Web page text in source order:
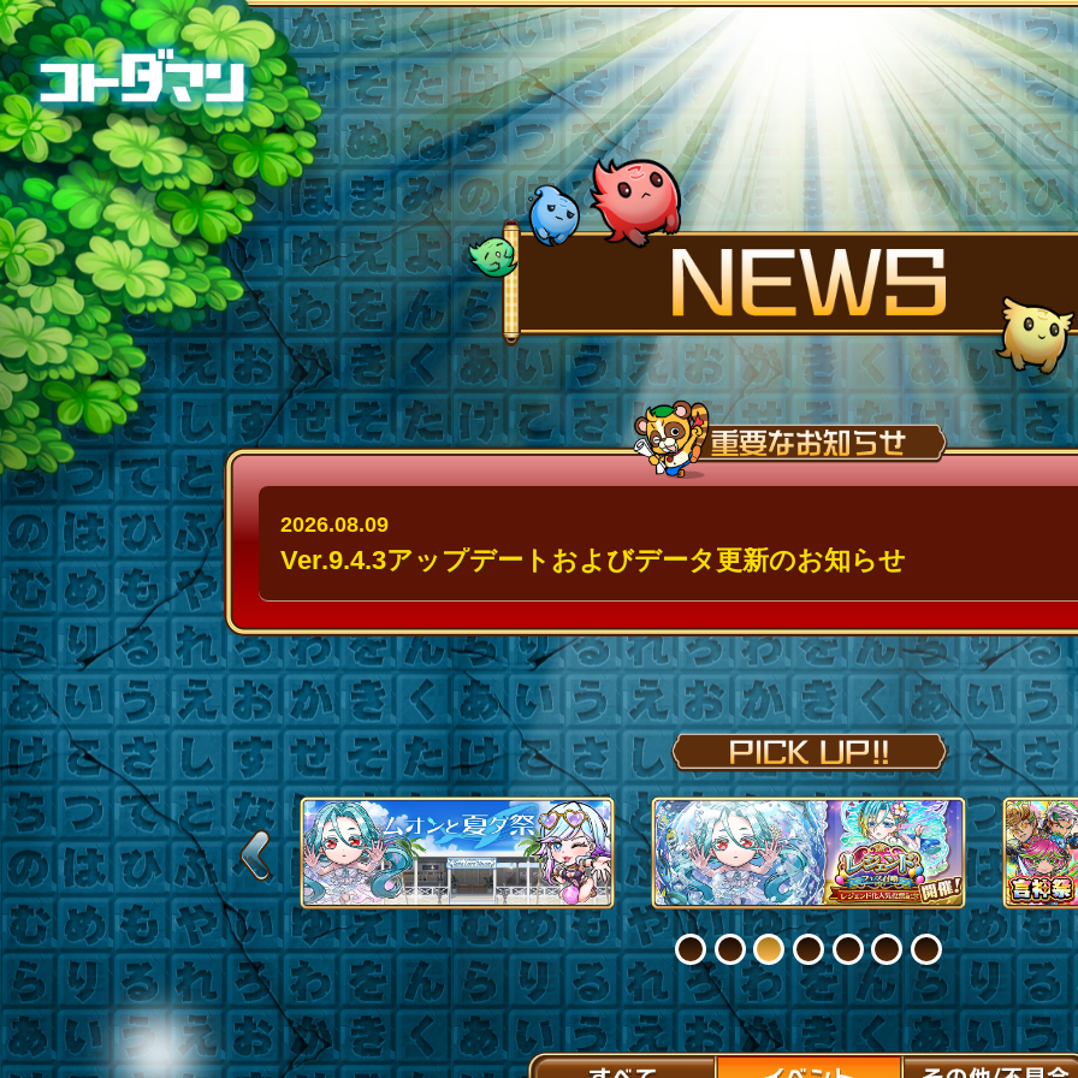
TOP STORY NEWS
2026.08.09
Ver.9.4.3アップデートおよびデータ更新のお知らせ
Previous
1 2 3 4 5 6 7